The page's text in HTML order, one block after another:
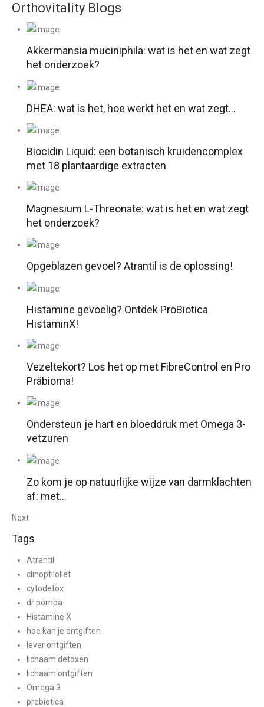
Orthovitality Blogs
Akkermansia muciniphila: wat is het en wat zegt
het onderzoek?
DHEA: wat is het, hoe werkt het en wat zegt…
Biocidin Liquid: een botanisch kruidencomplex
met 18 plantaardige extracten
Magnesium L-Threonate: wat is het en wat zegt
het onderzoek?
Opgeblazen gevoel? Atrantil is de oplossing!
Histamine gevoelig? Ontdek ProBiotica
HistaminX!
Vezeltekort? Los het op met FibreControl en Pro
Präbioma!
Ondersteun je hart en bloeddruk met Omega 3-
vetzuren
Zo kom je op natuurlijke wijze van darmklachten
af: met…
Next
Tags
Atrantil
clinoptiloliet
cytodetox
dr pompa
Histamine X
hoe kan je ontgiften
lever ontgiften
lichaam detoxen
lichaam ontgiften
Omega 3
prebiotica